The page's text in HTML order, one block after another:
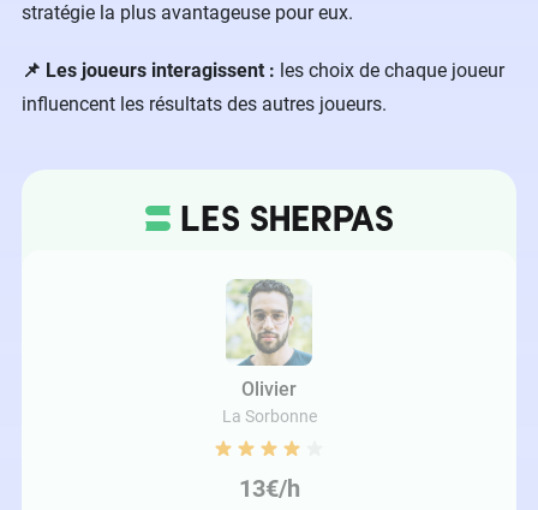
stratégie la plus avantageuse pour eux.
📌 Les joueurs interagissent : les choix de chaque joueur
influencent les résultats des autres joueurs.
Olivier
La Sorbonne
13€/h